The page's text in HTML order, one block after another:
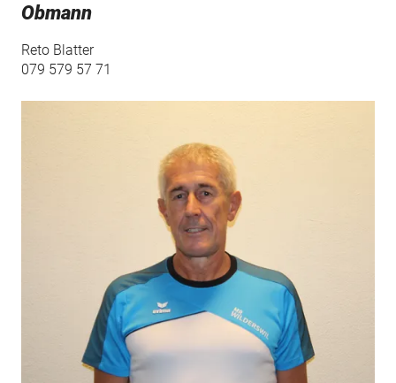
Obmann
Reto Blatter
079 579 57 71